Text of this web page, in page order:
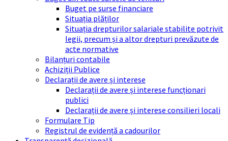
Buget pe surse financiare
Situația plăților
Situația drepturilor salariale stabilite potrivit
legii, precum și a altor drepturi prevăzute de
acte normative
Bilanțuri contabile
Achiziții Publice
Declarații de avere și interese
Declarații de avere și interese funcționari
publici
Declarații de avere și interese consilieri locali
Formulare Tip
Registrul de evidență a cadourilor